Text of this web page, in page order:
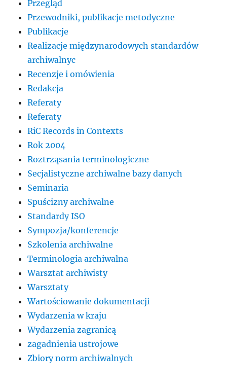
Przegląd
Przewodniki, publikacje metodyczne
Publikacje
Realizacje międzynarodowych standardów
archiwalnyc
Recenzje i omówienia
Redakcja
Referaty
Referaty
RiC Records in Contexts
Rok 2004
Roztrząsania terminologiczne
Secjalistyczne archiwalne bazy danych
Seminaria
Spuścizny archiwalne
Standardy ISO
Sympozja/konferencje
Szkolenia archiwalne
Terminologia archiwalna
Warsztat archiwisty
Warsztaty
Wartościowanie dokumentacji
Wydarzenia w kraju
Wydarzenia zagranicą
zagadnienia ustrojowe
Zbiory norm archiwalnych